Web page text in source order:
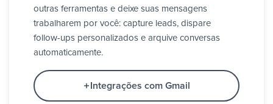
outras ferramentas e deixe suas mensagens
trabalharem por você: capture leads, dispare
follow-ups personalizados e arquive conversas
automaticamente.
Integrações com Gmail